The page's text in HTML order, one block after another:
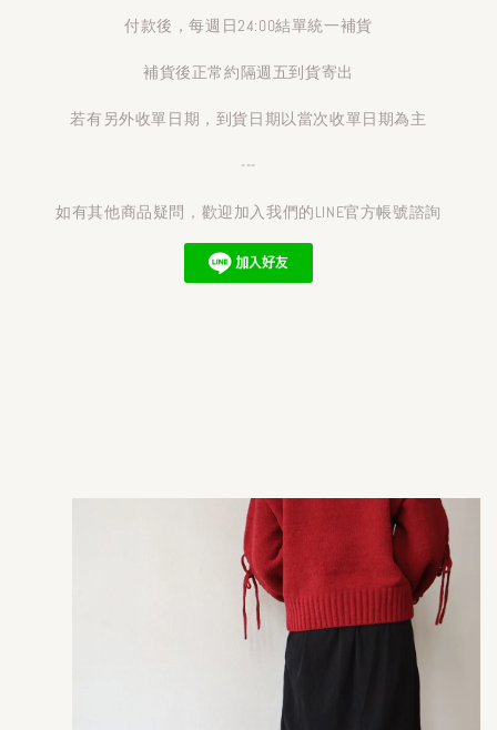
付款後，每週日24:00結單統一補貨
補貨後正常約隔週五到貨寄出
若有另外收單日期，到貨日期以當次收單日期為主
---
如有其他商品疑問，歡迎加入我們的LINE官方帳號諮詢